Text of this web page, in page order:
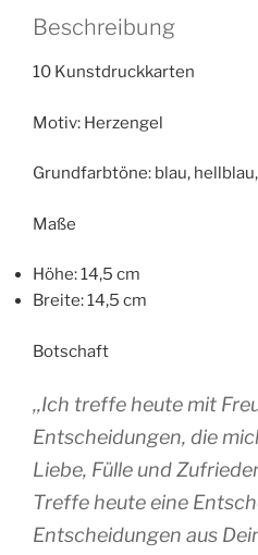
Beschreibung
10 Kunstdruckkarten
Motiv: Herzengel
Grundfarbtöne: blau,
Maße
Höhe: 14,5 cm
Breite: 14,5 cm
Botschaft
,,Ich treffe heute mit
Entscheidungen, die
Liebe, Fülle und
Treffe heute eine
Entscheidungen aus